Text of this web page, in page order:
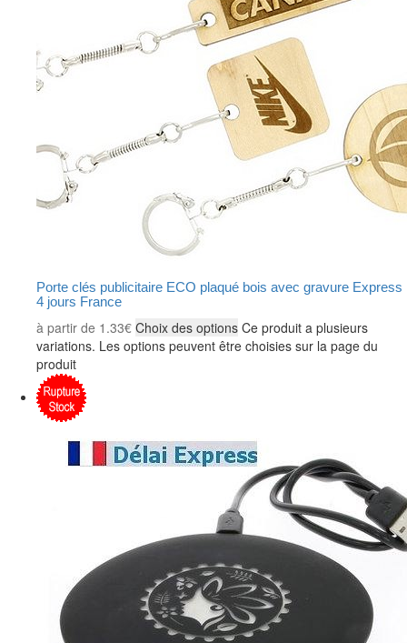
Porte clés publicitaire ECO plaqué bois avec gravure Express
4 jours France
à partir de 1.33€ Choix des options Ce produit a plusieurs
variations. Les options peuvent être choisies sur la page du
produit